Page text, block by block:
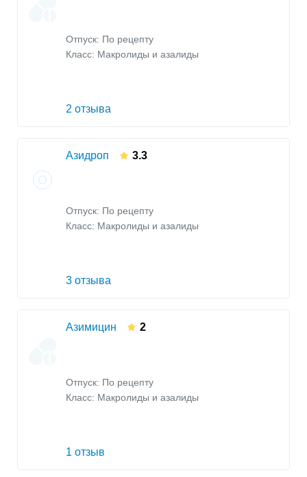
Отпуск: По рецепту
Класс: Макролиды и азалиды
2 отзыва
Азидроп 3.3
Отпуск: По рецепту
Класс: Макролиды и азалиды
3 отзыва
Азимицин 2
Отпуск: По рецепту
Класс: Макролиды и азалиды
1 отзыв